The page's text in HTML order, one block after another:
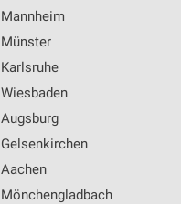
Mannheim
Münster
Karlsruhe
Wiesbaden
Augsburg
Gelsenkirchen
Aachen
Mönchengladbach